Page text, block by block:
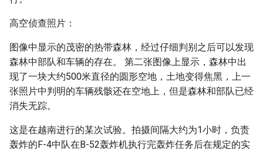
高空侦查照片：
图像中显示的茂密的热带森林，经过仔细判别之后可以发现
森林中部队和车辆的存在。 第二张图像上显示，森林中出
现了一块大约500米直径的圆形空地，土地变得焦黑，上一
张照片中判明的车辆残骸还在空地上，但是森林和部队已经
消失无踪。
这是在越南进行的某次试验。拍摄间隔大约为1小时，负责
轰炸的F-4中队在B-52轰炸机执行完轰炸任务后在规定的实